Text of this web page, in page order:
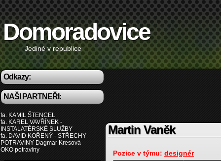
Domoradovice
Jediné v republice
Odkazy:
NAŠI PARTNEŘI:
fa. KAMIL ŠTENCEL
fa. KAREL VAVŘÍNEK -
INSTALATÉRSKÉ SLUŽBY
fa. DAVID KOŘENÝ - STŘECHY
POTRAVINY Dagmar Kresová
OKO potraviny
Martin Vaněk
Pozice v týmu: designér